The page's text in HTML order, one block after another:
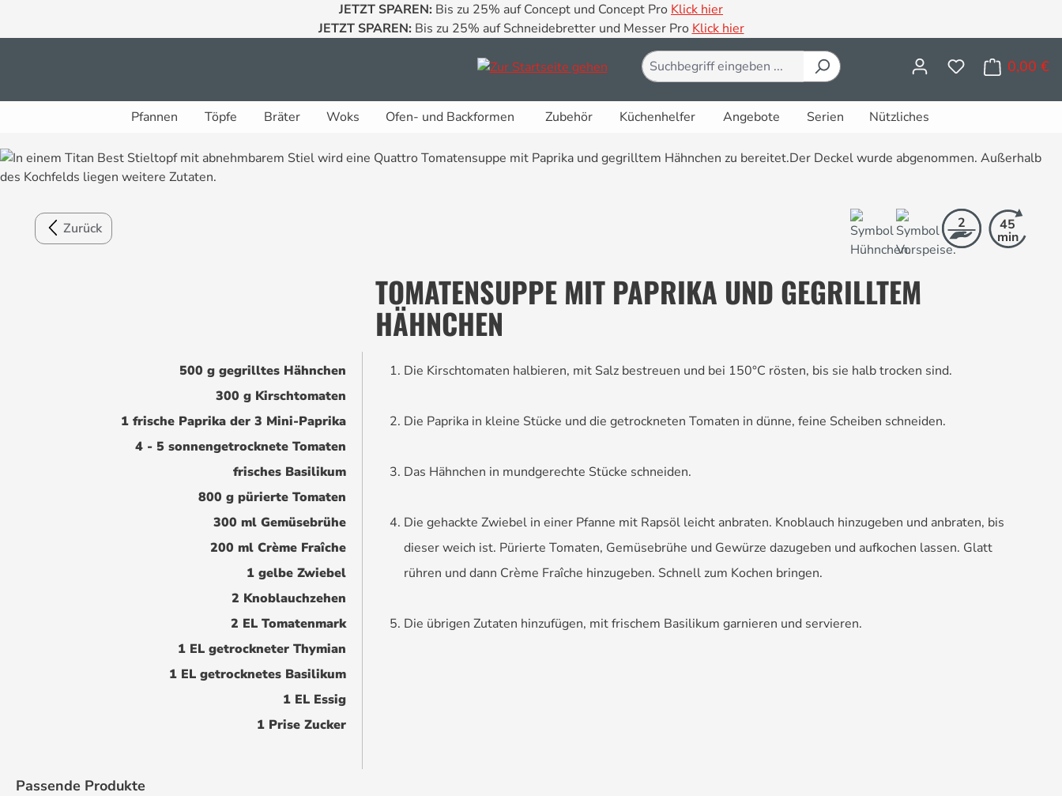
JETZT SPAREN: Bis zu 25% auf Concept und Concept Pro Klick hier
JETZT SPAREN: Bis zu 25% auf Schneidebretter und Messer Pro Klick hier
0,00 €
Pfannen Töpfe Bräter Woks Ofen- und Backformen Zubehör Küchenhelfer Angebote Serien Nützliches
Zurück 2 45
min
TOMATENSUPPE MIT PAPRIKA UND GEGRILLTEM
HÄHNCHEN
500 g gegrilltes Hähnchen
300 g Kirschtomaten
1 frische Paprika der 3 Mini-Paprika
4 - 5 sonnengetrocknete Tomaten
frisches Basilikum
800 g pürierte Tomaten
300 ml Gemüsebrühe
200 ml Crème Fraîche
1 gelbe Zwiebel
2 Knoblauchzehen
2 EL Tomatenmark
1 EL getrockneter Thymian
1 EL getrocknetes Basilikum
1 EL Essig
1 Prise Zucker
Die Kirschtomaten halbieren, mit Salz bestreuen und bei 150°C rösten, bis sie halb trocken sind.
Die Paprika in kleine Stücke und die getrockneten Tomaten in dünne, feine Scheiben schneiden.
Das Hähnchen in mundgerechte Stücke schneiden.
Die gehackte Zwiebel in einer Pfanne mit Rapsöl leicht anbraten. Knoblauch hinzugeben und anbraten, bis
dieser weich ist. Pürierte Tomaten, Gemüsebrühe und Gewürze dazugeben und aufkochen lassen. Glatt
rühren und dann Crème Fraîche hinzugeben. Schnell zum Kochen bringen.
Die übrigen Zutaten hinzufügen, mit frischem Basilikum garnieren und servieren.
Produktgalerie überspringen
Passende Produkte